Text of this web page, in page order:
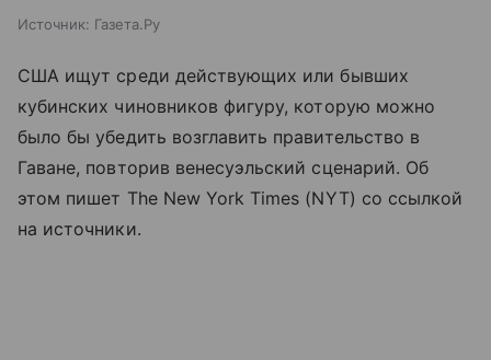
Источник: Газета.Ру
США ищут среди действующих или бывших
кубинских чиновников фигуру, которую можно
было бы убедить возглавить правительство в
Гаване, повторив венесуэльский сценарий. Об
этом пишет The New York Times (NYT) со ссылкой
на источники.